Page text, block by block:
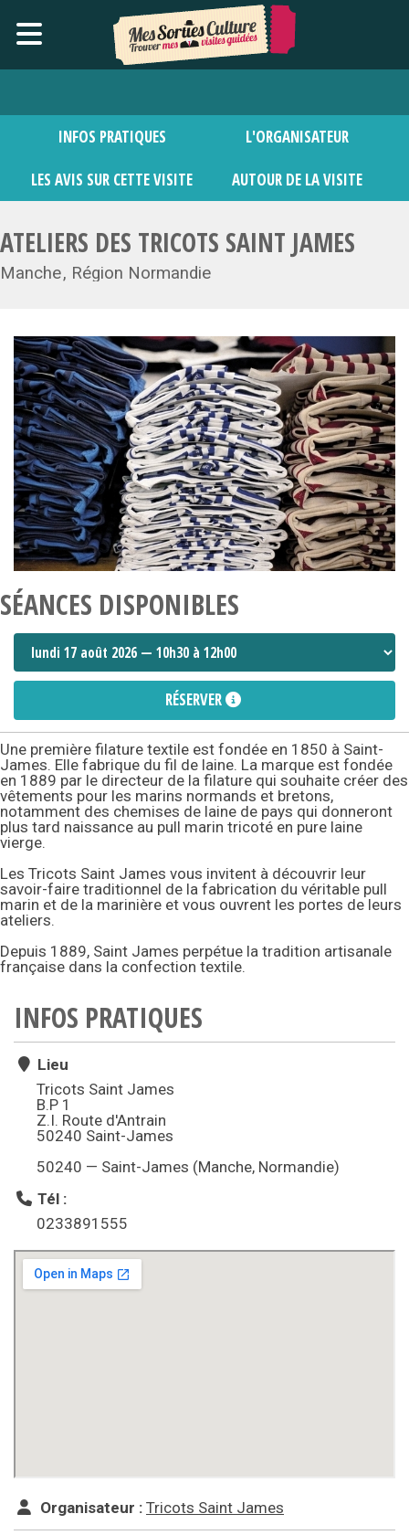
INFOS PRATIQUES L'ORGANISATEUR
LES AVIS SUR CETTE VISITE AUTOUR DE LA VISITE
ATELIERS DES TRICOTS SAINT JAMES
Manche Région Normandie
SÉANCES DISPONIBLES
RÉSERVER
Une première filature textile est fondée en 1850 à Saint-
James. Elle fabrique du fil de laine. La marque est fondée
en 1889 par le directeur de la filature qui souhaite créer des
vêtements pour les marins normands et bretons,
notamment des chemises de laine de pays qui donneront
plus tard naissance au pull marin tricoté en pure laine
vierge.
Les Tricots Saint James vous invitent à découvrir leur
savoir-faire traditionnel de la fabrication du véritable pull
marin et de la marinière et vous ouvrent les portes de leurs
ateliers.
Depuis 1889, Saint James perpétue la tradition artisanale
française dans la confection textile.
INFOS PRATIQUES
Lieu
Tricots Saint James
B.P 1
Z.I. Route d'Antrain
50240 Saint-James
50240 — Saint-James (Manche, Normandie)
Tél :
0233891555
Organisateur : Tricots Saint James